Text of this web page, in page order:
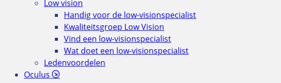
Low vision
Handig voor de low-visionspecialist
Kwaliteitsgroep Low Vision
Vind een low-visionspecialist
Wat doet een low-visionspecialist
Ledenvoordelen
Oculus